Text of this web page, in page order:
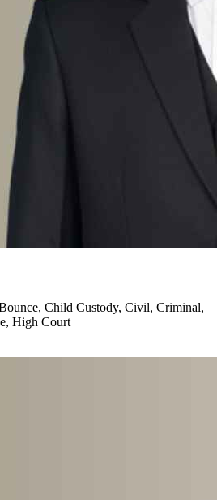
Child Custody, Civil, Criminal,
High Court